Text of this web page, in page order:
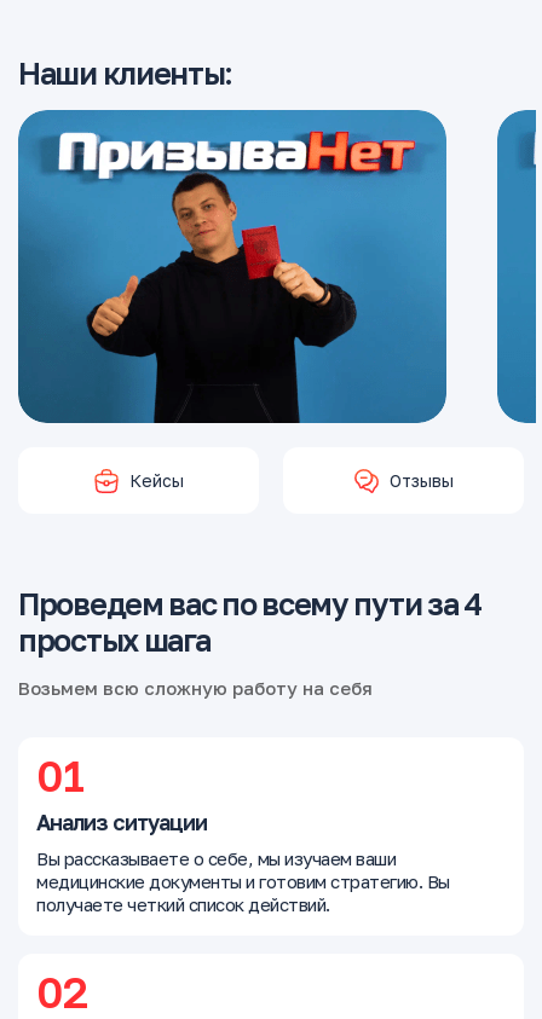
Наши клиенты:
Кейсы Отзывы
Проведем вас по всему пути за 4
простых шага
Возьмем всю сложную работу на себя
01
Анализ ситуации
Вы рассказываете о себе, мы изучаем ваши
медицинские документы и готовим стратегию. Вы
получаете четкий список действий.
02